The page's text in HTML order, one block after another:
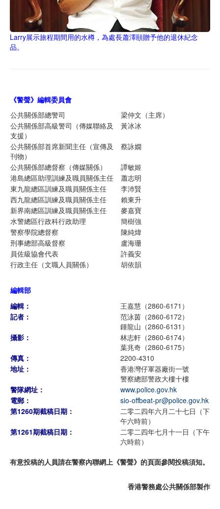
Larry展示旅程期間用的水樽，為處長蕭澤頤贈予他的退休紀念
品。
《警聲》編輯委員會
公共關係部總警司
梁仲文（主席）
公共關係部高級警司（傳媒聯絡及
支援）
黃冰冰
公共關係部首席新聞主任（宣傳及
刊物）
蔡詠嫺
公共關係部總督察（傳媒關係）
譚敏姬
港島總區助理訓練及職員關係主任
蕭志明
東九龍總區訓練及職員關係主任
李沛賢
西九龍總區訓練及職員關係主任
賴東升
新界南總區訓練及職員關係主任
麥嘉寶
水警總區行政科行政助理
簡樹強
警察學院總督察
陳純煒
刑事總部高級督察
盧海珊
員佐級協會代表
許義安
行政主任（文職人員關係）
胡依韻
編輯部
編輯：
王嘉慧（2860-6171）
記者：
范泳茵（2860-6172）
鍾龍山（2860-6131）
攝影：
林志軒（2860-6174）
葉兆奇（2860-6175）
傳真：
2200-4310
地址：
香港灣仔軍器廠街一號
警察總部警政大樓十樓
警隊網址：
www.police.gov.hk
電郵：
sio-offbeat-pr@police.gov.hk
第1260期截稿日期：
二零二四年六月二十七日（下
午六時前）
第1261期截稿日期：
二零二四年七月十一日（下午
六時前）
有意投稿的人員請在警察內聯網上《警聲》的頁面參閱投稿須知。
香港警務處公共關係部製作